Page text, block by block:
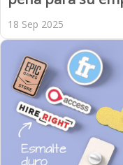
18 Sep 2025